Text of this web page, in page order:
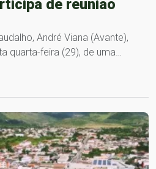
de reunião
André Viana (Avante),
quarta-feira (29), de uma…